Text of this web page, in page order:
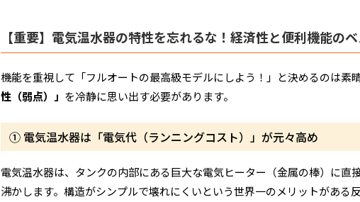
【重要】電気温水器の特性を忘れるな！経済性と便利機能の
機能を重視して「フルオートの最高級モデルにしよう！」と決めるのは
性（弱点）」 を冷静に思い出す必要があります。
① 電気温水器は「電気代（ランニングコスト）」が元々高め
電気温水器は、タンクの内部にある巨大な電気ヒーター（金属の棒）に
沸かします。構造がシンプルで壊れにくいという世界一のメリットがあ